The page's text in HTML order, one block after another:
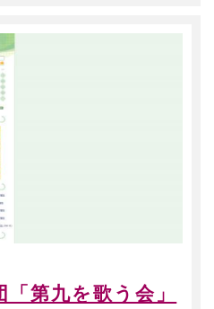
第九を歌う会」